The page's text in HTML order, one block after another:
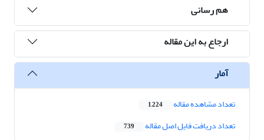
هم رسانی
ارجاع به این مقاله
آمار
تعداد مشاهده مقاله 1,224
تعداد دریافت فایل اصل مقاله 739